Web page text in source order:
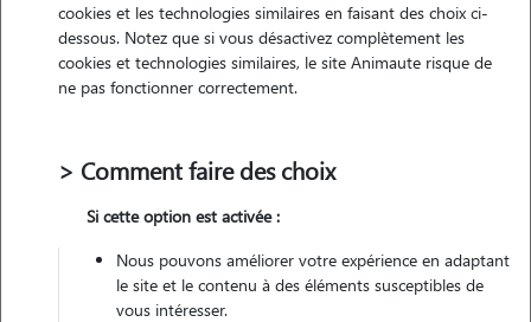
• 50 ans
Pas d'animaux
Véhiculé
cookies et les technologies similaires en faisant des choix ci-
dessous. Notez que si vous désactivez complètement les
cookies et technologies similaires, le site Animaute risque de
ne pas fonctionner correctement.
> Comment faire des choix
Si cette option est activée :
Nous pouvons améliorer votre expérience en adaptant
le site et le contenu à des éléments susceptibles de
vous intéresser.